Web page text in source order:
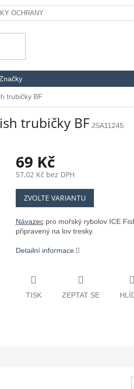
OCHRANY OSOBNÍCH ÚDAJŮ
trubičky BF
trubičky BF JSA11245
69 Kč
57,02 Kč bez DPH
Měrná
cena:
ZVOLTE VARIANTU
Návazecpro mořský rybolov ICE
připravený na lov tresky.
Detailní informace
TISK ZEPTAT SE